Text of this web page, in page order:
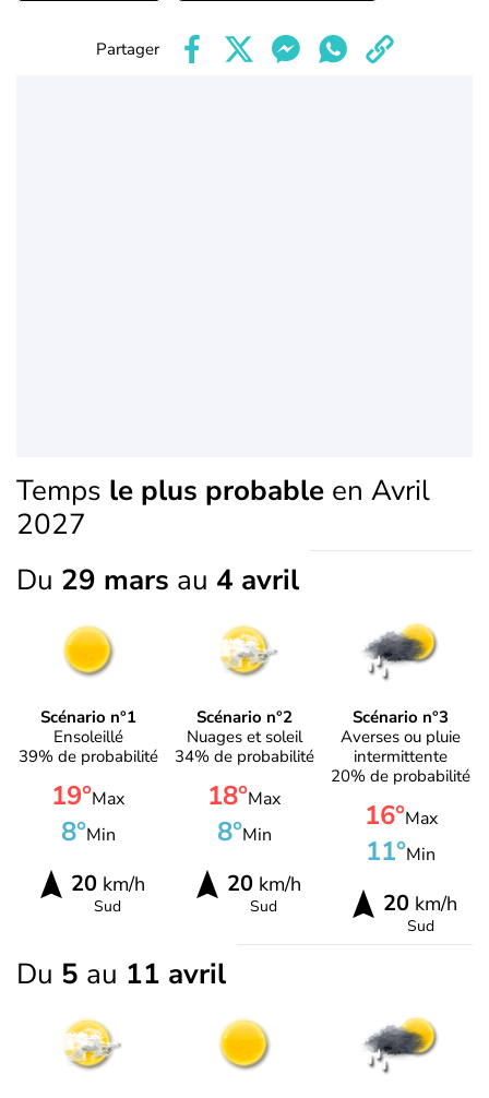
Partager
Temps le plus probable en Avril
2027
Du 29 mars au 4 avril
Scénario n°1
Ensoleillé
39% de probabilité
19°Max
8°Min
20km/h
Sud
Scénario n°2
Nuages et soleil
34% de probabilité
18°Max
8°Min
20km/h
Sud
Scénario n°3
Averses ou pluie
intermittente
20% de probabilité
16°Max
11°Min
20 km/h
Sud
Du 5 au 11 avril